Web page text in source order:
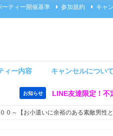
ーティー開催基準 参加規約 キャ
ィー内容 キャンセルについて
お知らせ LINE友達限定！不
０～【お小遣いに余裕のある素敵男性